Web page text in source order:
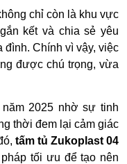
chỉ còn là khu vực
kết và chia sẻ yêu
Chính vì vậy, việc
được chú trọng, vừa
2025 nhờ sự tinh
thời đem lại cảm giác
tấm tủ Zukoplast 04
tối ưu để tạo nên